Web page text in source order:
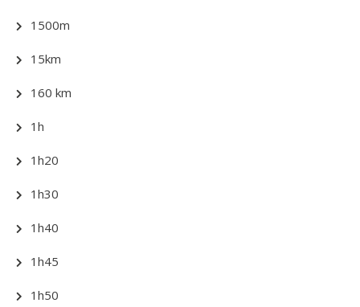
1500m
15km
160 km
1h
1h20
1h30
1h40
1h45
1h50